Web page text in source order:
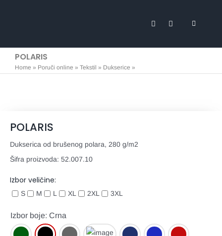
Toggle
POLARIS
Home » Poruči online » Tekstil » Dukserice »
POLARIS
Dukserica od brušenog polara, 280 g/m2
Šifra proizvoda: 52.007.10
Izbor veličine:
S M L XL 2XL 3XL
Izbor boje: Crna